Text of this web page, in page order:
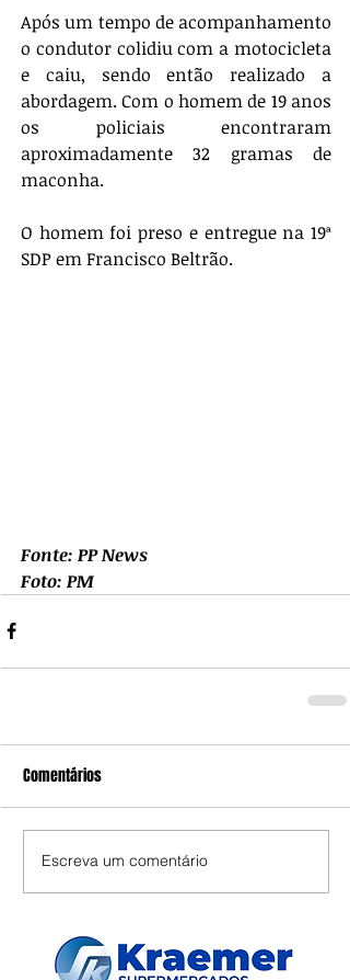
Após um tempo de acompanhamento
o condutor colidiu com a motocicleta
e caiu, sendo então realizado a
abordagem. Com o homem de 19 anos
os policiais encontraram
aproximadamente 32 gramas de
maconha.
O homem foi preso e entregue na 19ª
SDP em Francisco Beltrão.
Fonte: PP News
Foto: PM
Comentários
Escreva um comentário